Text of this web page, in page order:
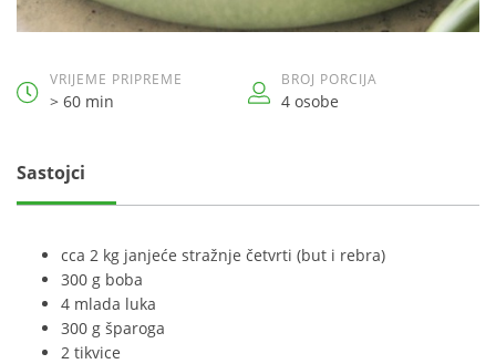
VRIJEME PRIPREME
> 60 min
BROJ PORCIJA
4 osobe
Sastojci
cca 2 kg janjeće stražnje četvrti (but i rebra)
300 g boba
4 mlada luka
300 g šparoga
2 tikvice